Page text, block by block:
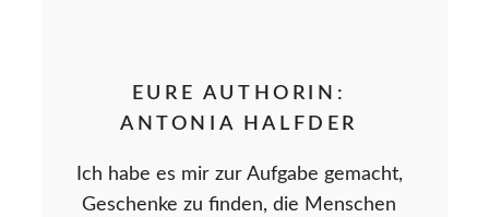
EURE AUTHORIN:
ANTONIA HALFDER
Ich habe es mir zur Aufgabe gemacht,
Geschenke zu finden, die Menschen